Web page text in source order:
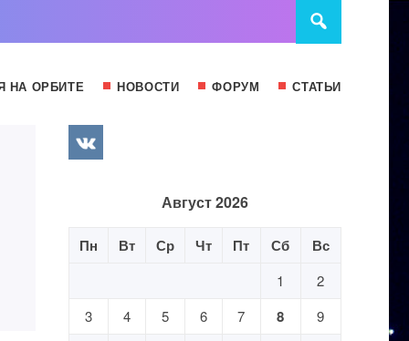
НА ОРБИТЕ НОВОСТИ ФОРУМ СТАТЬИ
Август 2026
Пн Вт Ср Чт Пт Сб Вс
1
2
3
4 5 6 7 8
9